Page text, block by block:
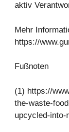
aktiv
Mehr
https://
Fußnoten
(1) https://
the-waste-
upcycled-into-